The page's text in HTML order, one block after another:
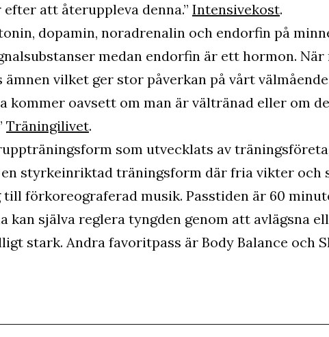
att återuppleva denna.” Intensivekost.
dopamin, noradrenalin och endorfin på
medan endorfin är ett hormon. När
vilket ger stor påverkan på vårt
kommer oavsett om man är vältränad eller om
Träningilivet.
som utvecklats av
styrkeinriktad träningsform där fria vikter och
förkoreograferad musik. Passtiden är 60
kan själva reglera tyngden genom att avlägsna
stark. Andra favoritpass är Body Balance och